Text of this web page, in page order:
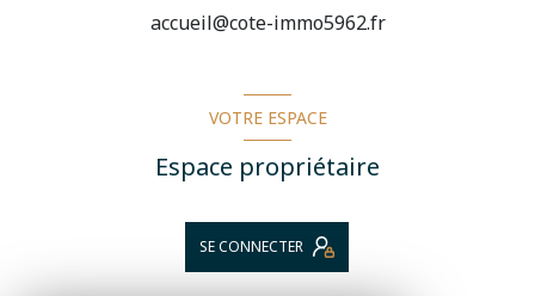
accueil@cote-immo5962.fr
VOTRE ESPACE
Espace propriétaire
SE CONNECTER